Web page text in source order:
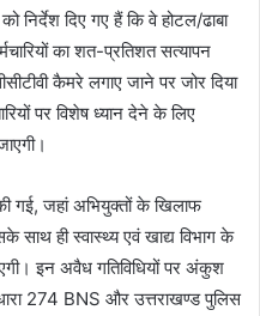
निर्देश दिए गए हैं कि वे होटल/ढाबा
का शत-प्रतिशत सत्यापन
कैमरे लगाए जाने पर जोर दिया
पर विशेष ध्यान देने के लिए
की गई, जहां अभियुक्तों के खिलाफ
साथ ही स्वास्थ्य एवं खाद्य विभाग के
इन अवैध गतिविधियों पर अंकुश
274 BNS और उत्तराखण्ड पुलिस